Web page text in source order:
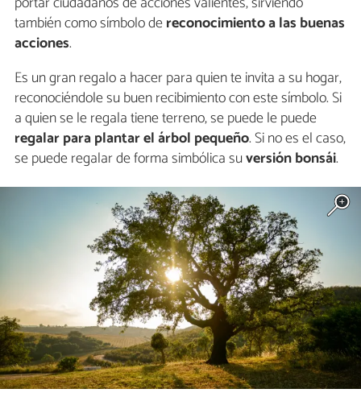
también como símbolo dereconocimiento a las buenas
acciones.
Es un gran regalo a hacer para quien te invita a su hogar,
reconociéndole su buen recibimiento con este símbolo. Si
a quien se le regala tiene terreno, se puede le puede
regalar para plantar el árbol pequeño. Si no es el caso,
se puede regalar de forma simbólica suversión bonsái.